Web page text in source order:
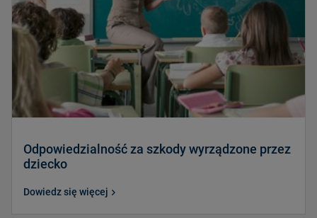
Odpowiedzialność za szkody wyrządzone przez
dziecko
Dowiedz się więcej